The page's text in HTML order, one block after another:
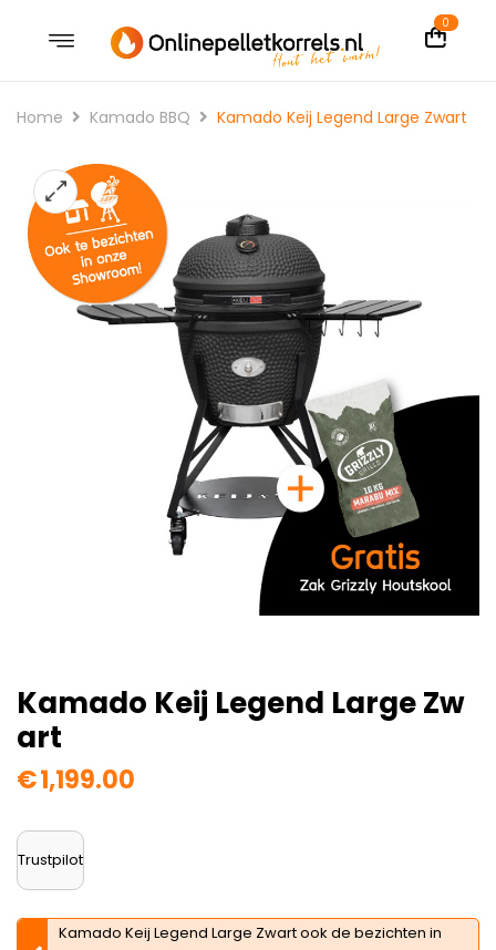
0
Home Kamado BBQ Kamado Keij Legend Large Zwart
Kamado Keij Legend Large Zw
Art
€1,199.00
Trustpilot
Kamado Keij Legend Large Zwart ook de bezichten in